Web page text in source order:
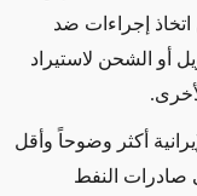
اتخاذ إجراءات ضد
أو الشحن لاستيراد
أكثر وضوحاً وأقل
صادرات النفط